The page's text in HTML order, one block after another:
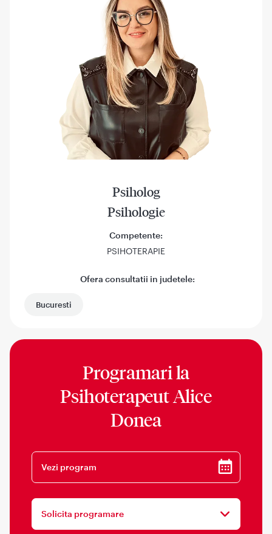
Psiholog
Psihologie
Competente:
PSIHOTERAPIE
Ofera consultatii in judetele:
Bucuresti
Programari la
Psihoterapeut Alice
Donea
Vezi program
Solicita programare